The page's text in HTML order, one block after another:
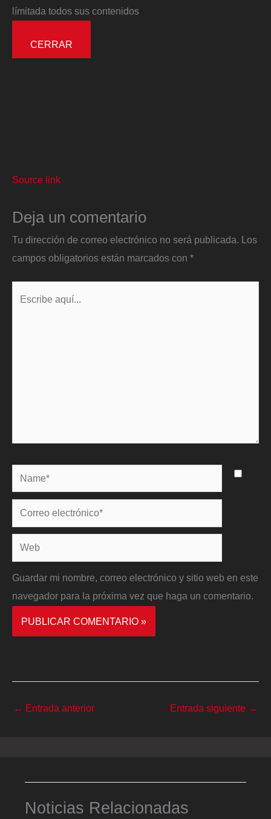
límitada todos sus contenidos
CERRAR
Source link
Deja un comentario
Tu dirección de correo electrónico no será publicada. Los
campos obligatorios están marcados con *
Name*
Correo
electrónico*
Web
Guardar mi nombre, correo electrónico y sitio web en este
navegador para la próxima vez que haga un comentario.
← Entrada anterior Entrada siguiente →
Noticias Relacionadas